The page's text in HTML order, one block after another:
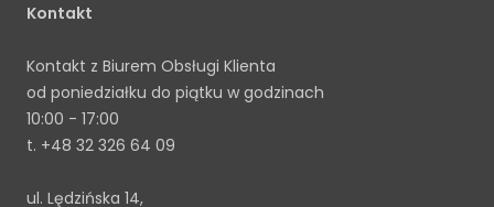
Kontakt
Kontakt z Biurem Obsługi Klienta
od poniedziałku do piątku w godzinach
10:00 - 17:00
t. +48 32 326 64 09
ul. Lędzińska 14,